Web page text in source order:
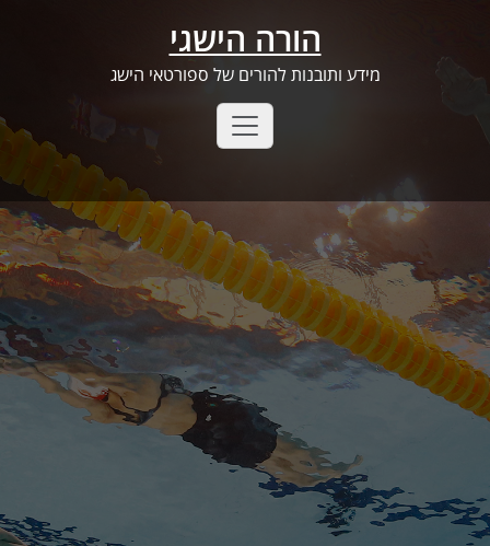
content
הורה הישגי
מידע ותובנות להורים של ספורטאי הישג